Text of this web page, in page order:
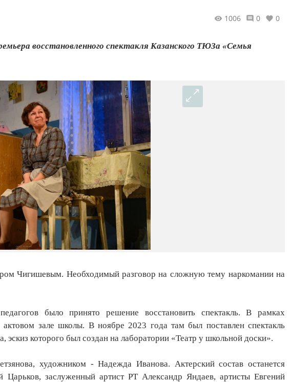
1006 0 0
восстановленного спектакля Казанского ТЮЗа «Семья
Чигишевым. Необходимый разговор на сложную тему наркомании на
было принято решение восстановить спектакль. В рамках
зале школы. В ноябре 2023 года там был поставлен спектакль
которого был создан на лаборатории «Театр у школьной доски».
художником - Надежда Иванова. Актерский состав останется
заслуженный артист РТ Александр Яндаев, артисты Евгений